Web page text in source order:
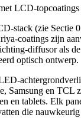
LCD-topcoatings
stack (zie Sectie
coatings zijn
diffusor als
optisch ontwerp.
Samsung en TCL
en tablets. Elk
die